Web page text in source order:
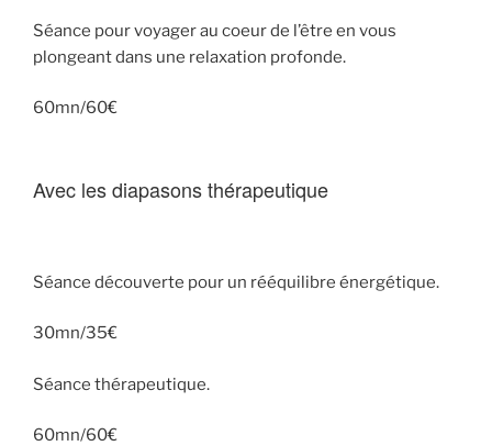
Séance pour voyager au coeur de l’être en vous
plongeant dans une relaxation profonde.
60mn/60€
Avec les diapasons thérapeutique
Séance découverte pour un rééquilibre énergétique.
30mn/35€
Séance thérapeutique.
60mn/60€